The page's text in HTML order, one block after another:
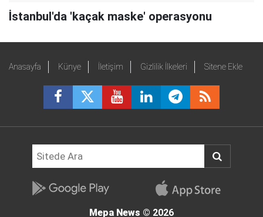
İstanbul'da 'kaçak maske' operasyonu
Anasayfa Künye İletişim Gizlilik İlkeleri Sitene Ekle
Mepa News © 2026